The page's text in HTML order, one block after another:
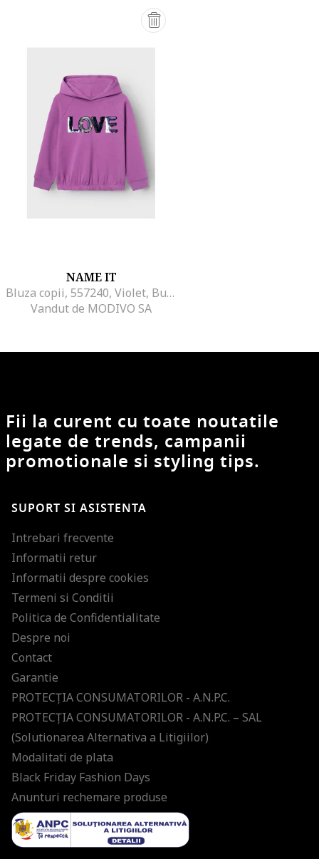
NAME IT
Bluza copii, 557240, Violet, Bumbac
Vandut de MODIVO SA
Fii la curent cu toate noutatile
legate de trends, campanii
promotionale si styling tips.
SUPORT SI ASISTENTA
Intrebari frecvente
Informatii retur
Informatii despre cookies
Termeni si Conditii
Politica de Confidentialitate
Despre noi
Contact
Garantie
PROTECŢIA CONSUMATORILOR - A.N.P.C.
PROTECŢIA CONSUMATORILOR - A.N.P.C. – SAL
(Solutionarea Alternativa a Litigiilor)
Modalitati de plata
Black Friday Fashion Days
Anunturi rechemare produse